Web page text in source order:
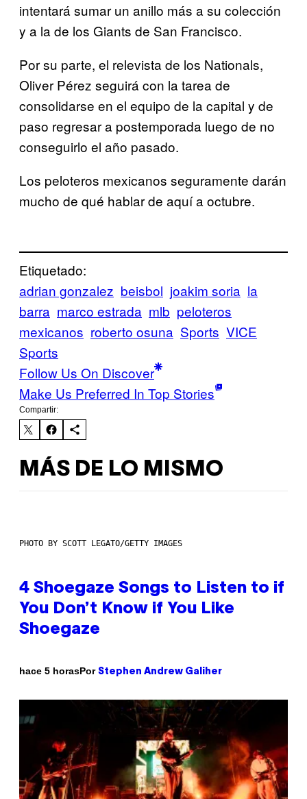
intentará sumar un anillo más a su colección
y a la de los Giants de San Francisco.
Por su parte, el relevista de los Nationals,
Oliver Pérez seguirá con la tarea de
consolidarse en el equipo de la capital y de
paso regresar a postemporada luego de no
conseguirlo el año pasado.
Los peloteros mexicanos seguramente darán
mucho de qué hablar de aquí a octubre.
Etiquetado:
adrian gonzalez beisbol joakim soria la
barra marco estrada mlb peloteros
mexicanos roberto osuna Sports VICE
Sports
Follow Us On Discover
Make Us Preferred In Top Stories
Compartir:
MÁS DE LO MISMO
PHOTO BY SCOTT LEGATO/GETTY IMAGES
4 Shoegaze Songs to Listen to if
You Don’t Know if You Like
Shoegaze
hace 5 horasPor Stephen Andrew Galiher